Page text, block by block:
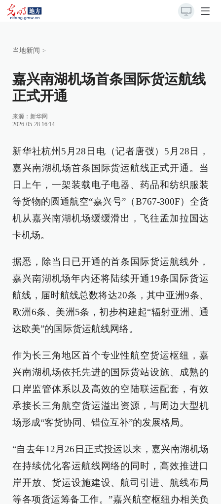
当地新闻 >
嘉兴南湖机场首条国际货运航线
正式开通
来源： 新华网
2026-05-28 16:14
新华社杭州5月28日电（记者唐弢）5月28日，
嘉兴南湖机场首条国际货运航线正式开通。当
日上午，一架装载电子电器、药品和纺织服装
等货物的圆通航空“嘉兴号”（B767-300F）全货
机从嘉兴南湖机场缓缓滑出，飞往孟加拉国达
卡机场。
据悉，除当日已开通的首条国际货运航线外，
嘉兴南湖机场年内还将陆续开通19条国际货运
航线，届时航线总数将达20条，其中亚洲9条、
欧洲6条、美洲5条，初步构建起“辐射亚洲、通
达欧美”的国际货运航线网络。
作为长三角地区首个专业性航空货运枢纽，嘉
兴南湖机场依托先进的国际货站设施、成熟的
口岸监管体系以及高效的空陆联运配套，有效
承接长三角航空货运溢出资源，与周边大型机
场形成“客货协同、错位互补”的发展格局。
“自去年12月26日正式投运以来，嘉兴南湖机场
在持续优化客运航线网络的同时，高效推进口
岸开放、货运设施建设、航司引进、航线布局
等各项货运筹备工作。”嘉兴航空枢纽办相关负